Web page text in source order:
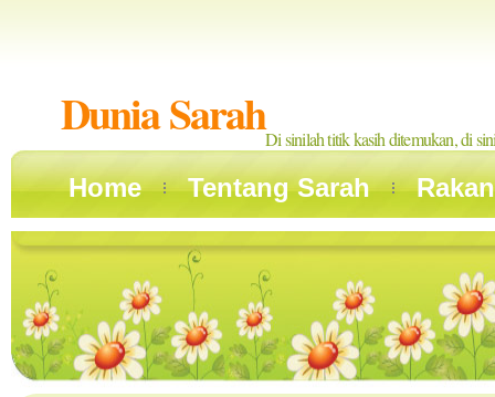
Dunia SarahDi sinilah titik kasih ditemukan, di
Home Tentang Sarah